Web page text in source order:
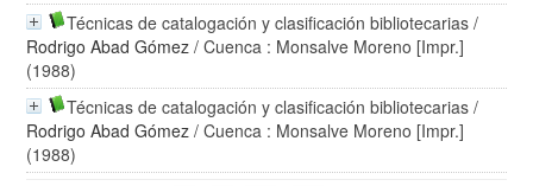
Técnicas de catalogación y clasificación bibliotecarias /
Rodrigo Abad Gómez / Cuenca : Monsalve Moreno [Impr.]
(1988)
Técnicas de catalogación y clasificación bibliotecarias /
Rodrigo Abad Gómez / Cuenca : Monsalve Moreno [Impr.]
(1988)